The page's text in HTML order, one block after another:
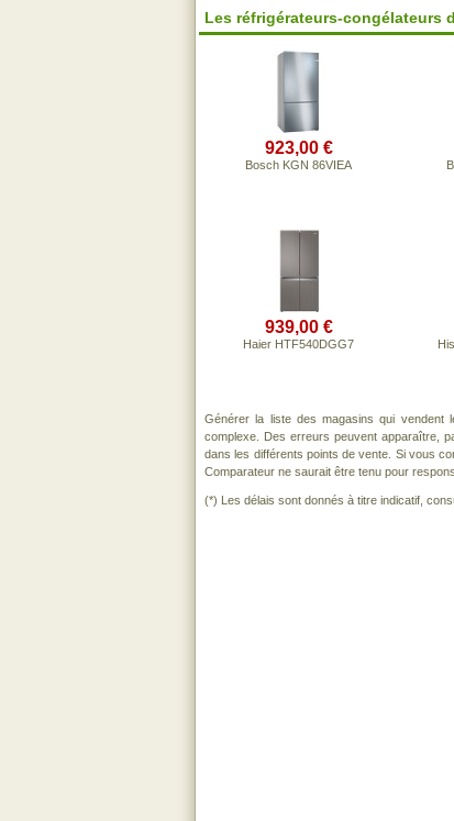
Les réfrigérateurs-congélateurs
923,00 €
Bosch KGN 86VIEA
939,00 €
Haier HTF540DGG7
Générer la liste des magasins qui vendent
complexe. Des erreurs peuvent apparaître,
dans les différents points de vente. Si vous
Comparateur ne saurait être tenu pour
(*) Les délais sont donnés à titre indicatif,